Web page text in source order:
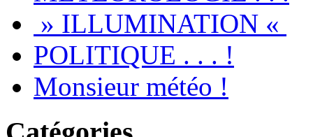
» ILLUMINATION «
POLITIQUE . . . !
Monsieur météo !